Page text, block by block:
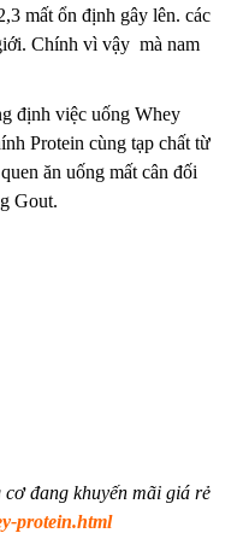
mất ổn định gây lên. các
Chính vì vậy mà nam
định việc uống Whey
Protein cùng tạp chất từ
ăn uống mất cân đối
Gout.
cơ đang khuyến mãi giá rẻ
protein.html